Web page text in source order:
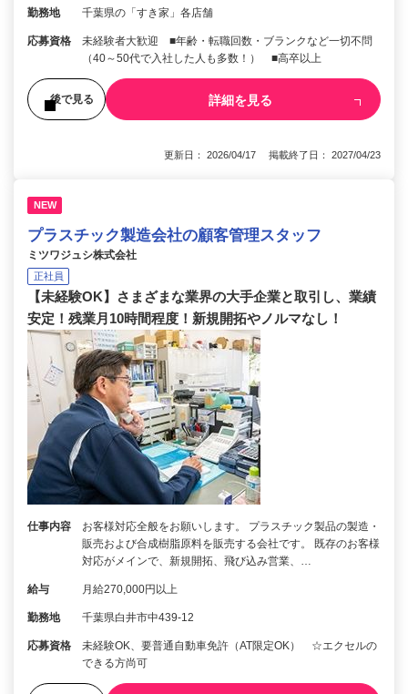
勤務地 千葉県の「すき家」各店舗
応募資格
未経験者大歓迎 ■年齢・転職回数・ブランクなど一切不問
（40～50代で入社した人も多数！） ■高卒以上
後で見る 詳細を見る
更新日： 2026/04/17 掲載終了日： 2027/04/23
NEW
プラスチック製造会社の顧客管理スタッフ
ミツワジュシ株式会社
正社員
【未経験OK】さまざまな業界の大手企業と取引し、業績
安定！残業月10時間程度！新規開拓やノルマなし！
仕事内容
お客様対応全般をお願いします。 プラスチック製品の製造・
販売および合成樹脂原料を販売する会社です。 既存のお客様
対応がメインで、新規開拓、飛び込み営業、…
給与 月給270,000円以上
勤務地 千葉県白井市中439-12
応募資格
未経験OK、要普通自動車免許（AT限定OK） ☆エクセルの
できる方尚可